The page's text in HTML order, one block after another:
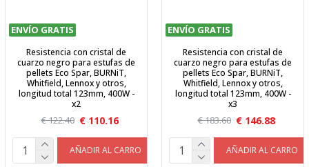
ENVÍO GRATIS
Resistencia con cristal de
cuarzo negro para estufas de
pellets Eco Spar, BURNiT,
Whitfield, Lennox y otros,
longitud total 123mm, 400W -
x2
€ 110.16
€ 122.40
AÑADIR AL CARRO
ENVÍO GRATIS
Resistencia con cristal de
cuarzo negro para estufas de
pellets Eco Spar, BURNiT,
Whitfield, Lennox y otros,
longitud total 123mm, 400W -
x3
€ 146.88
€ 183.60
AÑADIR AL CARRO